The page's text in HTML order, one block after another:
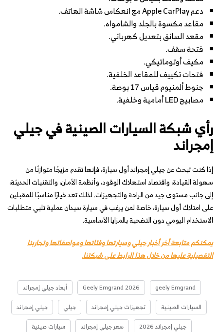
دعم Apple CarPlay مع انعكاس شاشة الهاتف.
مقاعد مكسوة بالجلد والشامواه.
مقعد السائق بتعديل كهربائي.
فتحة سقف.
مكيف أوتوماتيكي.
فتحات تكييف للمقاعد الخلفية.
جنوط ألمنيوم قياس 17 بوصة.
مصابيح LED أمامية وخلفية.
رأي شبكة السيارات الصينية في جيلي
إمجراند
إذا كنت تبحث عن جيلي إمجراند أول سيارة، فإنها تقدم مزيجًا متوازنًا من
سهولة القيادة، واقتصاد استهلاك الوقود، وأنظمة الأمان، والتقنيات الحديثة،
إلى جانب مستوى جيد من الراحة والتجهيزات. لذلك تعد خيارًا مناسبًا للمقبلين
على امتلاك أول سيارة، خاصة لمن يرغب في سيارة سيدان عملية تلبي متطلبات
الاستخدام اليومي دون التضحية بالمزايا الأساسية.
يمكنكم متابعة أخر أخبار جيلي وسيارتها وفئاتها ومواصفاتها وتجاربنا
التفصيلية عليها من خلال هذا الرابط على شبكتنا.
geely Emgrand
Geely Emgrand 2026
أبعاد جيلي إمجراند
السيارات الصينية
تجهيزات جيلي إمجراند جيلي
جيلي إمجراند
جيلي إمجراند 2026
سعر جيلي إمجراند
سيارات صينية